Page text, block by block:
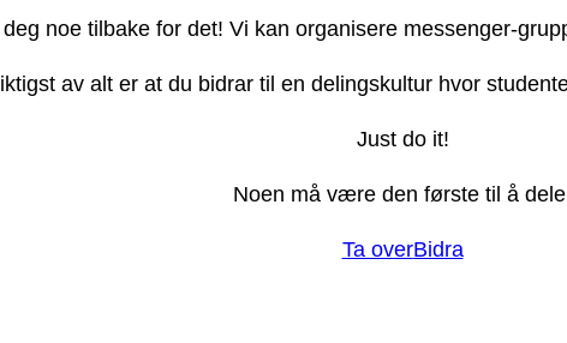
noe tilbake for det! Vi kan organisere messenger-
av alt er at du bidrar til en delingskultur hvor
Just do it!
Noen må være den første til å
Ta overBidra